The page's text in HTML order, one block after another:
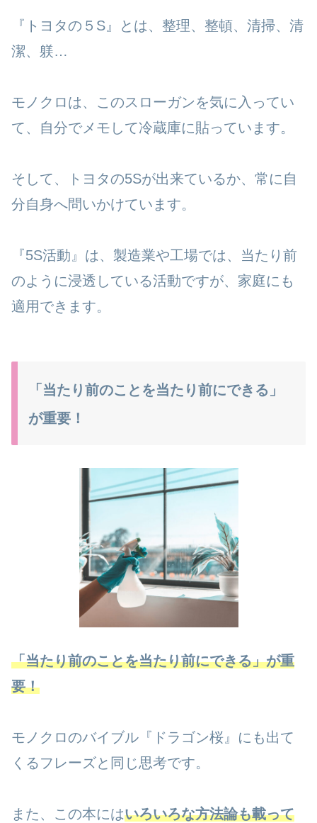
『トヨタの５S』とは、整理、整頓、清掃、清
潔、躾…
モノクロは、このスローガンを気に入ってい
て、自分でメモして冷蔵庫に貼っています。
そして、トヨタの5Sが出来ているか、常に自
分自身へ問いかけています。
『5S活動』は、製造業や工場では、当たり前
のように浸透している活動ですが、家庭にも
適用できます。
「当たり前のことを当たり前にできる」
が重要！
「当たり前のことを当たり前にできる」が重
要！
モノクロのバイブル『ドラゴン桜』にも出て
くるフレーズと同じ思考です。
また、この本にはいろいろな方法論も載って